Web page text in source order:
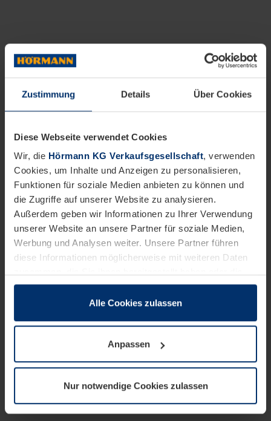
Zustimmung Details Über Cookies
Diese Webseite verwendet Cookies
Wir, die Hörmann KG Verkaufsgesellschaft, verwenden
Cookies, um Inhalte und Anzeigen zu personalisieren,
Funktionen für soziale Medien anbieten zu können und
die Zugriffe auf unserer Website zu analysieren.
Außerdem geben wir Informationen zu Ihrer Verwendung
unserer Website an unsere Partner für soziale Medien,
Werbung und Analysen weiter. Unsere Partner führen
diese Informationen möglicherweise mit weiteren Daten
sie im Rahmen Ihrer Nutzung der Dienste gesammelt
wenn diese für den Betrieb dieser Seite unbedingt
notwendig sind. Für alle anderen Cookie-Typen benötigen
wir Ihre Erlaubnis. Ihre Einwilligung können Sie jederzeit
Datenschutzerklärungunserer Website ändern oder
widerrufen.
Alle Cookies zulassen
Anpassen
Nur notwendige Cookies zulassen